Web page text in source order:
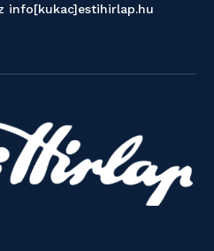
info[kukac]estihirlap.hu